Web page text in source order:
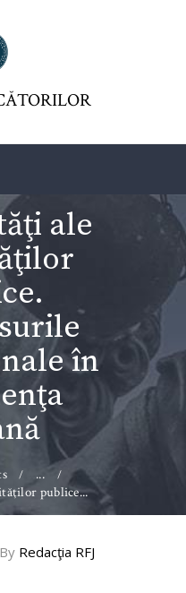
ale
în
...
publice...
By Redacţia RFJ